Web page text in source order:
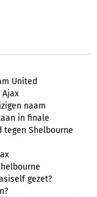
United
Ajax
naam
in finale
tegen Shelbourne
gezet?